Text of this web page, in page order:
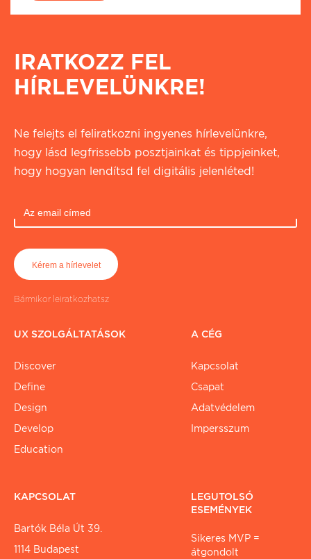
IRATKOZZ FEL
HÍRLEVELÜNKRE!
Ne felejts el feliratkozni ingyenes hírlevelünkre,
hogy lásd legfrissebb posztjainkat és tippjeinket,
hogy hogyan lendítsd fel digitális jelenléted!
Bármikor leiratkozhatsz
UX SZOLGÁLTATÁSOK
Discover
Define
Design
Develop
Education
A CÉG
Kapcsolat
Csapat
Adatvédelem
Impersszum
KAPCSOLAT
Bartók Béla Út 39.
1114 Budapest
LEGUTOLSÓ
ESEMÉNYEK
Sikeres MVP =
átgondolt